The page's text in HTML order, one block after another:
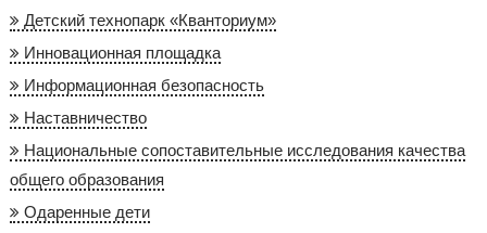
Детский технопарк «Кванториум»
Инновационная площадка
Информационная безопасность
Наставничество
Национальные сопоставительные исследования качества
общего образования
Одаренные дети